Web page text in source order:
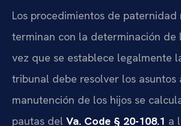
Los procedimientos de paternidad
terminan con la determinación de
vez que se establece legalmente
tribunal debe resolver los asuntos
manutención de los hijos se
pautas del Va. Code § 20-108.1 a